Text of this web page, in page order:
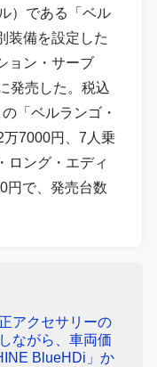
）である「ベル
装備を設定した
ョン・サーブ
発売した。税込
「ベルランゴ・
万7000円、7人乗
ロング・エディ
円で、発売台数
アクセサリーの
ながら、車両価
BlueHDi」か